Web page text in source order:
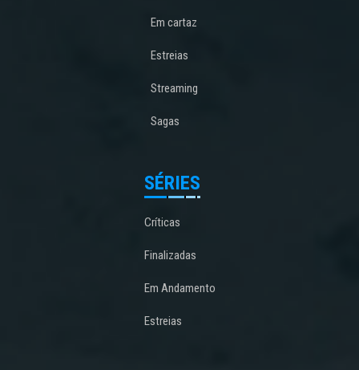
Em cartaz
Estreias
Streaming
Sagas
SÉRIES
Críticas
Finalizadas
Em Andamento
Estreias